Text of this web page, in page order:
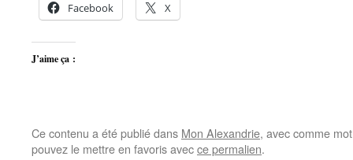
Facebook X
J’aime ça :
Ce contenu a été publié dans Mon Alexandrie, avec comme
pouvez le mettre en favoris avecce permalien.